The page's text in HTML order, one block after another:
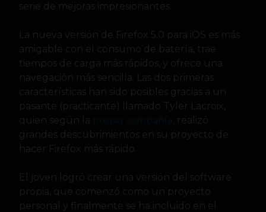
serie de mejoras impresionantes.
La nueva versión de Firefox 5.0 para iOS es más
amigable con el consumo de batería, trae
tiempos de carga más rápidos, y ofrece una
navegación más sencilla. Las dos primeras
características han sido posibles gracias a un
pasante (practicante) llamado Tyler Lacroix,
quien según la
, realizó
grandes descubrimientos en su proyecto de
hacer Firefox más rápido.
El joven logró crear una versión del software
propia, que comenzó como un proyecto
personal y finalmente se ha incluido en el